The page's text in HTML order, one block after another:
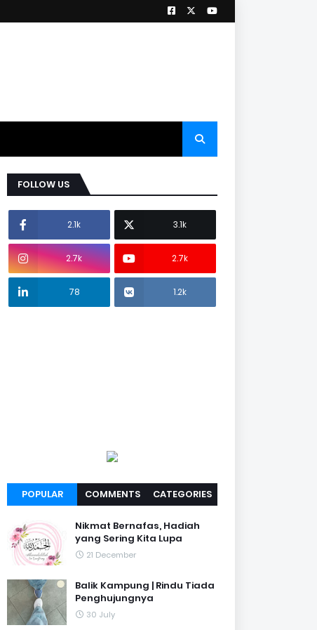
FOLLOW US
2.1k 3.1k
2.7k 2.7k
78 1.2k
POPULAR COMMENTS CATEGORIES
Nikmat Bernafas, Hadiah
yang Sering Kita Lupa
21 December
Balik Kampung | Rindu Tiada
Penghujungnya
30 July